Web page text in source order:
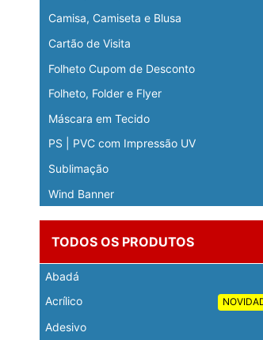
Camisa, Camiseta e Blusa
Cartão de Visita
Folheto Cupom de Desconto
Folheto, Folder e Flyer
Máscara em Tecido
PS | PVC com Impressão UV
Sublimação
Wind Banner
TODOS OS PRODUTOS
Abadá
Acrílico
Adesivo